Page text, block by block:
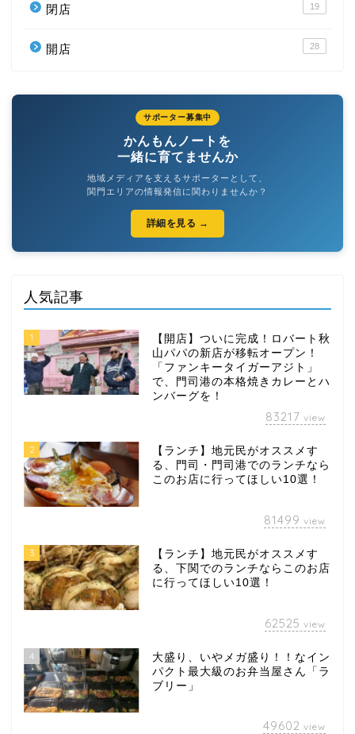
閉店 19
開店 28
サポーター募集中
かんもんノートを
一緒に育てませんか
地域メディアを支えるサポーターとして、
関門エリアの情報発信に関わりませんか？
詳細を見る →
人気記事
1
【開店】ついに完成！ロバート秋
山パパの新店が移転オープン！
「ファンキータイガーアジト」
で、門司港の本格焼きカレーとハ
ンバーグを！
83217 view
2
【ランチ】地元民がオススメす
る、門司・門司港でのランチなら
このお店に行ってほしい10選！
81499 view
3
【ランチ】地元民がオススメす
る、下関でのランチならこのお店
に行ってほしい10選！
62525 view
4
大盛り、いやメガ盛り！！なイン
パクト最大級のお弁当屋さん「ラ
ブリー」
49602 view